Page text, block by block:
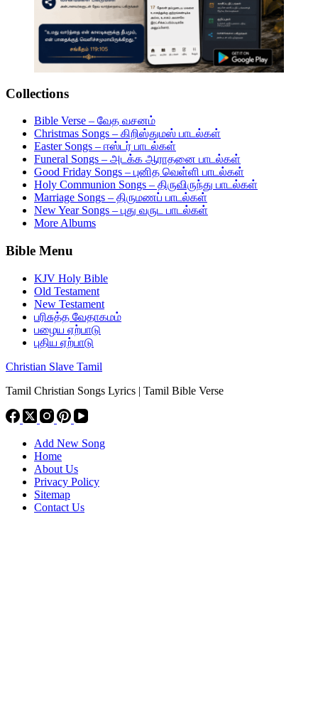
Collections
Bible Verse – வேத வசனம்
Christmas Songs – கிறிஸ்துமஸ் பாடல்கள்
Easter Songs – ஈஸ்டர் பாடல்கள்
Funeral Songs – அடக்க ஆராதனை பாடல்கள்
Good Friday Songs – புனித வெள்ளி பாடல்கள்
Holy Communion Songs – திருவிருந்து பாடல்கள்
Marriage Songs – திருமணப் பாடல்கள்
New Year Songs – புது வருட பாடல்கள்
More Albums
Bible Menu
KJV Holy Bible
Old Testament
New Testament
பரிசுத்த வேதாகமம்
பழைய ஏற்பாடு
புதிய ஏற்பாடு
Christian Slave Tamil
Tamil Christian Songs Lyrics | Tamil Bible Verse
Add New Song
Home
About Us
Privacy Policy
Sitemap
Contact Us